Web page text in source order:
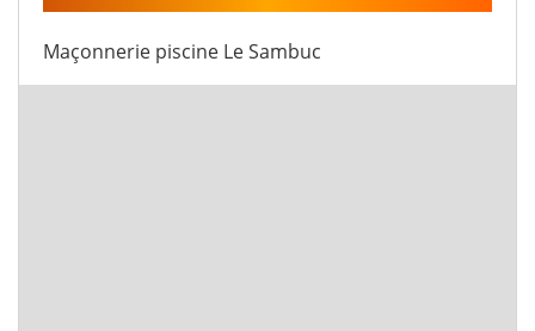
Maçonnerie piscine Le Sambuc